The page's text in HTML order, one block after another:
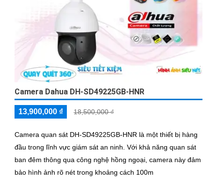
Camera Dahua DH-SD49225GB-HNR
13,900,000 ₫ 18,500,000 ₫
Camera quan sát DH-SD49225GB-HNR là một thiết bị hàng
đầu trong lĩnh vực giám sát an ninh. Với khả năng quan sát
ban đêm thông qua công nghệ hồng ngoại, camera này đảm
bảo hình ảnh rõ nét trong khoảng cách 100m